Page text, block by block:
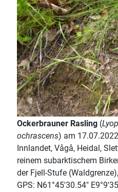
Ockerbrauner Rasling (
ochrascens) am
Innlandet, Vågå, Heidal,
reinem subarktischem
der Fjell-Stufe
GPS: N61°45'30.54"